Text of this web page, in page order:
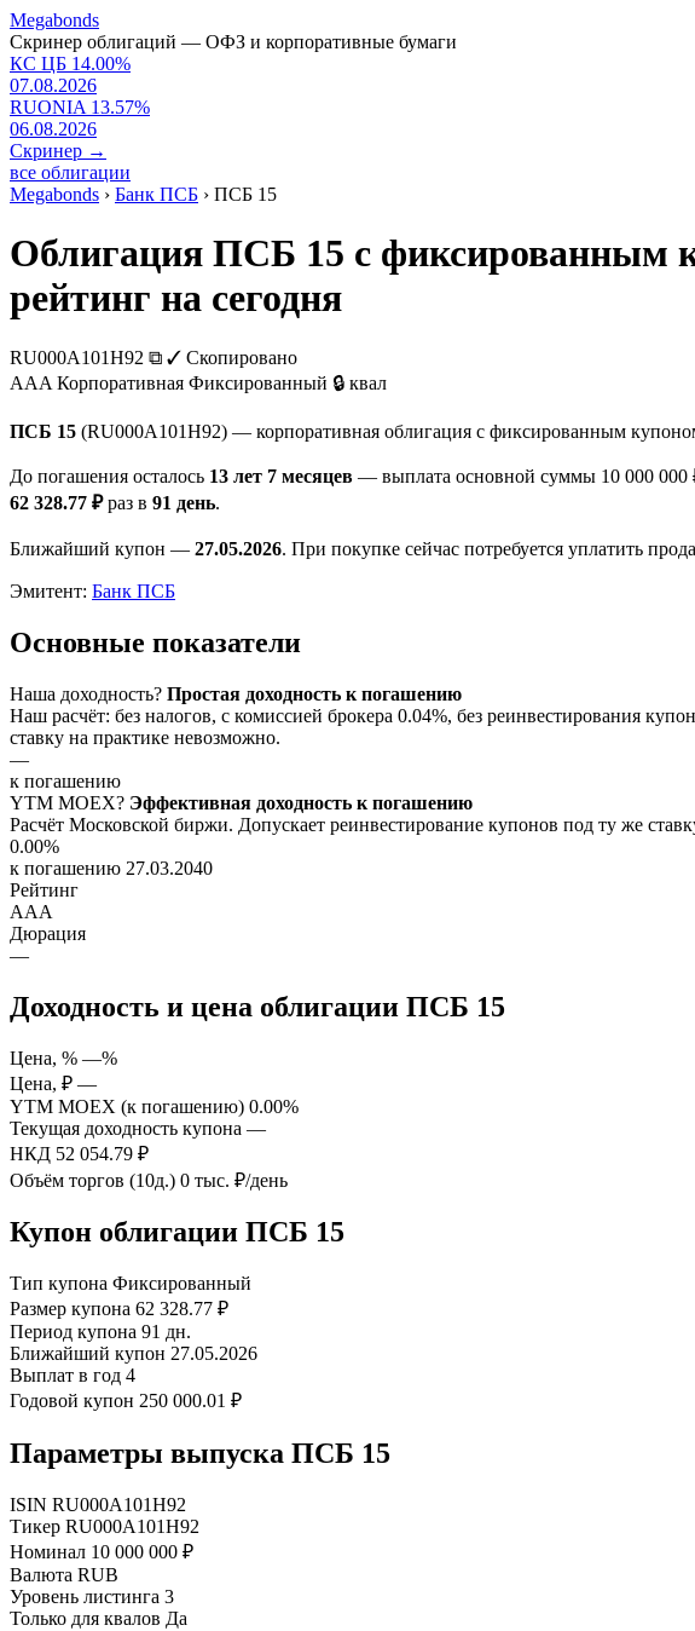
Megabonds
Скринер облигаций — ОФЗ и корпоративные бумаги
КС ЦБ 14.00%
07.08.2026
RUONIA 13.57%
06.08.2026
Скринер →
все облигации
Megabonds › Банк ПСБ › ПСБ 15
Облигация ПСБ 15 с фиксированным
рейтинг на сегодня
RU000A101H92 ⧉ ✓ Скопировано
AAA Корпоративная Фиксированный 🔒 квал
ПСБ 15 (RU000A101H92) — корпоративная облигация с фиксированным
До погашения осталось 13 лет 7 месяцев — выплата основной суммы 10 000 000
62 328.77 ₽раз в 91 день.
Ближайший купон — 27.05.2026. При покупке сейчас потребуется уплатить
Эмитент: Банк ПСБ
Основные показатели
Наша доходность? Простая доходность к погашению
Наш расчёт: без налогов, с комиссией брокера 0.04%, без реинвестирования
ставку на практике невозможно.
—
к погашению
YTM MOEX? Эффективная доходность к погашению
Расчёт Московской биржи. Допускает реинвестирование купонов под ту же
0.00%
к погашению 27.03.2040
Рейтинг
AAA
Дюрация
—
Доходность и цена облигации ПСБ 15
Цена, % —%
Цена, ₽ —
YTM MOEX (к погашению) 0.00%
Текущая доходность купона —
НКД 52 054.79 ₽
Объём торгов (10д.) 0 тыс. ₽/день
Купон облигации ПСБ 15
Тип купона Фиксированный
Размер купона 62 328.77 ₽
Период купона 91 дн.
Ближайший купон 27.05.2026
Выплат в год 4
Годовой купон 250 000.01 ₽
Параметры выпуска ПСБ 15
ISIN RU000A101H92
Тикер RU000A101H92
Номинал 10 000 000 ₽
Валюта RUB
Уровень листинга 3
Только для квалов Да